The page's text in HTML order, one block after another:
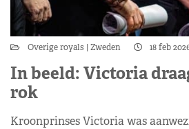
Overige royals Zweden 18 feb
In beeld: Victoria
rok
Kroonprinses Victoria was